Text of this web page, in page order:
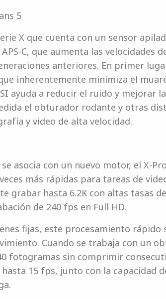
5
X que cuenta con un sensor
C, que aumenta las
anteriores. En primer
inherentemente minimiza el
ayuda a reducir el ruido y mejorar
el obturador rodante y otras
y video de alta velocidad.
asocia con un nuevo motor, el X-
más rápidas para tareas de
grabar hasta 6.2K con altas tasas
de 240 fps en Full HD.
fijas, este procesamiento
Cuando se trabaja con un
fotogramas sin comprimir
15 fps, junto con la capacidad